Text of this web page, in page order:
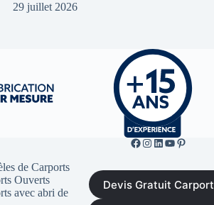
29 juillet 2026
de Carports
Ouverts
avec abri de
Facebook de ML Fusion
Instgram
LinkedIn
YouTube
Pinterest
Devis Gratuit Carport